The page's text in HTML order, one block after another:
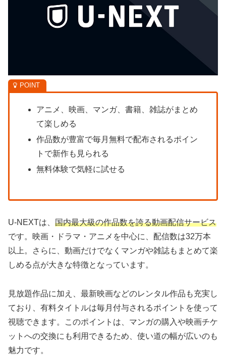
アニメ、映画、マンガ、書籍、雑誌がまとめ
て楽しめる
作品数が豊富で毎月無料で配布されるポイン
トで新作も見られる
無料体験で気軽に試せる
U-NEXTは、 国内最大級の作品数を誇る動画配信サービス
です。映画・ドラマ・アニメを中心に、配信数は32万本
以上。さらに、動画だけでなくマンガや雑誌もまとめて楽
しめる点が大きな特徴となっています。
見放題作品に加え、最新映画などのレンタル作品も充実し
ており、有料タイトルは毎月付与されるポイントを使って
視聴できます。このポイントは、マンガの購入や映画チケ
ットへの交換にも利用できるため、使い道の幅が広いのも
魅力です。